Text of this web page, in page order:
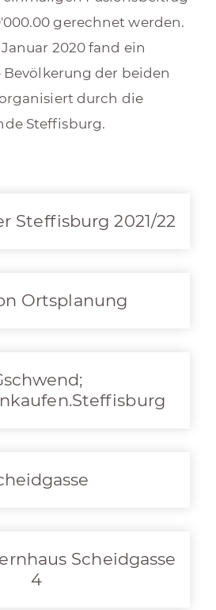
gerechnet werden.
2020 fand ein
Bevölkerung der beiden
durch die
Steffisburg.
Steffisburg 2021/22
Ortsplanung
Scheidgasse
4